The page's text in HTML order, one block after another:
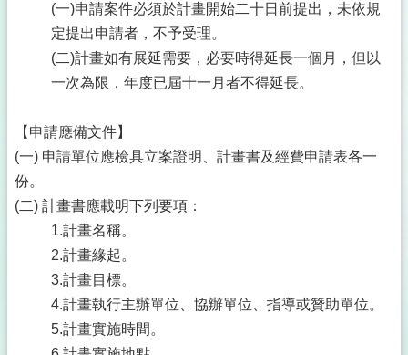
(一)申請案件必須於計畫開始二十日前提出，未依規
定提出申請者，不予受理。
(二)計畫如有展延需要，必要時得延長一個月，但以
一次為限，年度已屆十一月者不得延長。
【申請應備文件】
(一) 申請單位應檢具立案證明、計畫書及經費申請表各一
份。
(二) 計畫書應載明下列要項：
1.計畫名稱。
2.計畫緣起。
3.計畫目標。
4.計畫執行主辦單位、協辦單位、指導或贊助單位。
5.計畫實施時間。